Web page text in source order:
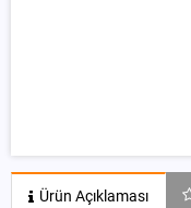
Ürün Açıklaması